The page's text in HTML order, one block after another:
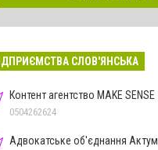
СЛОВ'ЯНСЬКА
Контент агентство MAKE SENSE
0504262624
Адвокатське об'єднання Актум